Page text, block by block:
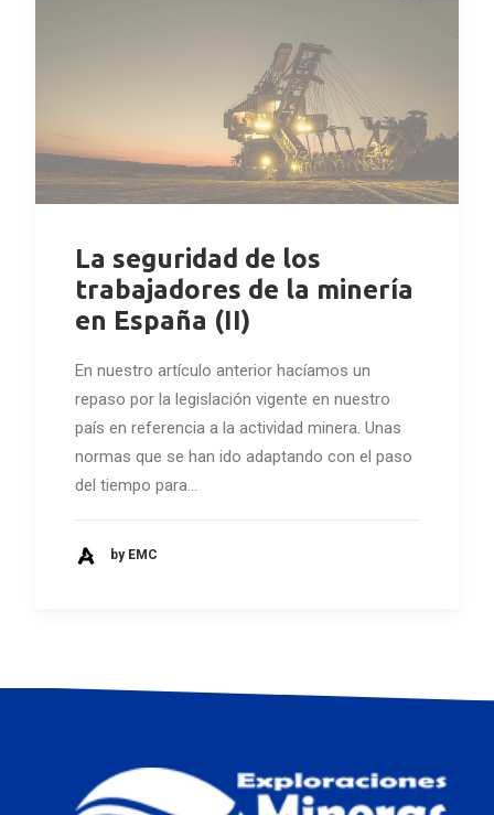
La seguridad de los
trabajadores de la minería
en España (II)
En nuestro artículo anterior hacíamos un
repaso por la legislación vigente en nuestro
país en referencia a la actividad minera. Unas
normas que se han ido adaptando con el paso
del tiempo para…
by EMC